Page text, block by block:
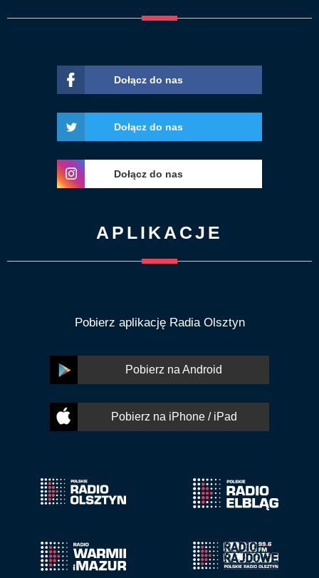
Dołącz do nas
Dołącz do nas
Dołącz do nas
APLIKACJE
Pobierz aplikację Radia Olsztyn
Pobierz na Android
Pobierz na iPhone / iPad